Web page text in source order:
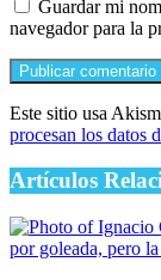
Guardar mi
navegador para la
Este sitio usa
procesan los datos
Artículos